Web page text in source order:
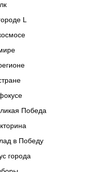
L
Победа
в Победу
города